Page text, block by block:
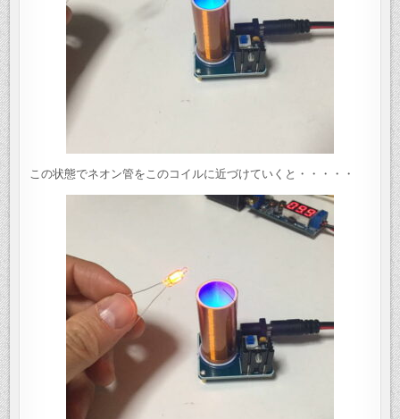
この状態でネオン管をこのコイルに近づけていくと・・・・・